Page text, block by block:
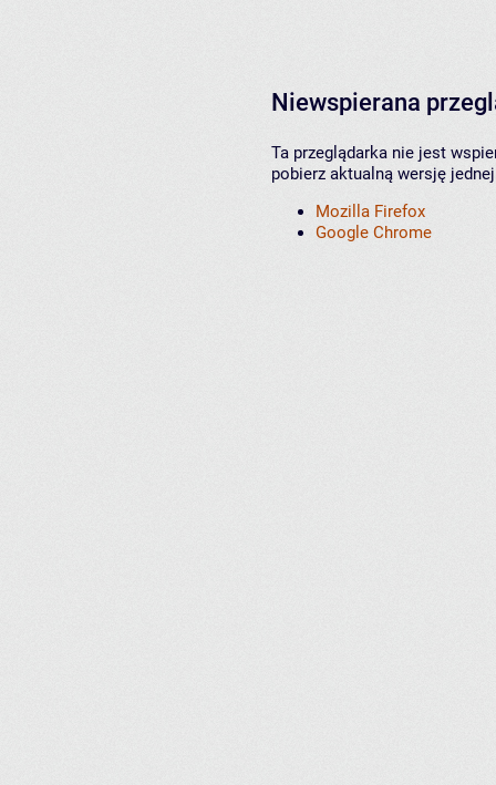
Niewspierana
Ta przeglądarka nie jest
pobierz aktualną wersję
Mozilla Firefox
Google Chrome